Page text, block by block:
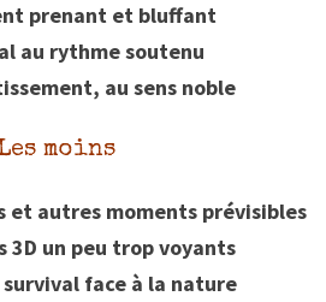
prenant et bluffant
au rythme soutenu
au sens noble
moins
et autres moments prévisibles
3D un peu trop voyants
face à la nature